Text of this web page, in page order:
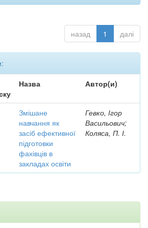
назад 1 далі
Назва Автор(и)
Змішане
навчання як
засіб ефективної
підготовки
фахівців в
закладах освіти
Гевко, Ігор
Васильович;
Коляса, П. І.